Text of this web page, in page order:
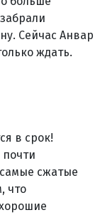
Сейчас Анвар
ждать.
в срок!
сжатые
что